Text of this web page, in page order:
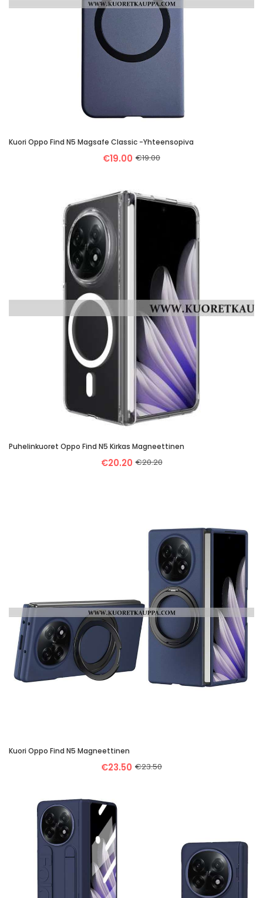
Kuori Oppo Find N5 Magsafe Classic -yhteensopiva
€19.00 €19.00
Puhelinkuoret Oppo Find N5 Kirkas Magneettinen
€20.20 €20.20
Kuori Oppo Find N5 Magneettinen
€23.50 €23.50